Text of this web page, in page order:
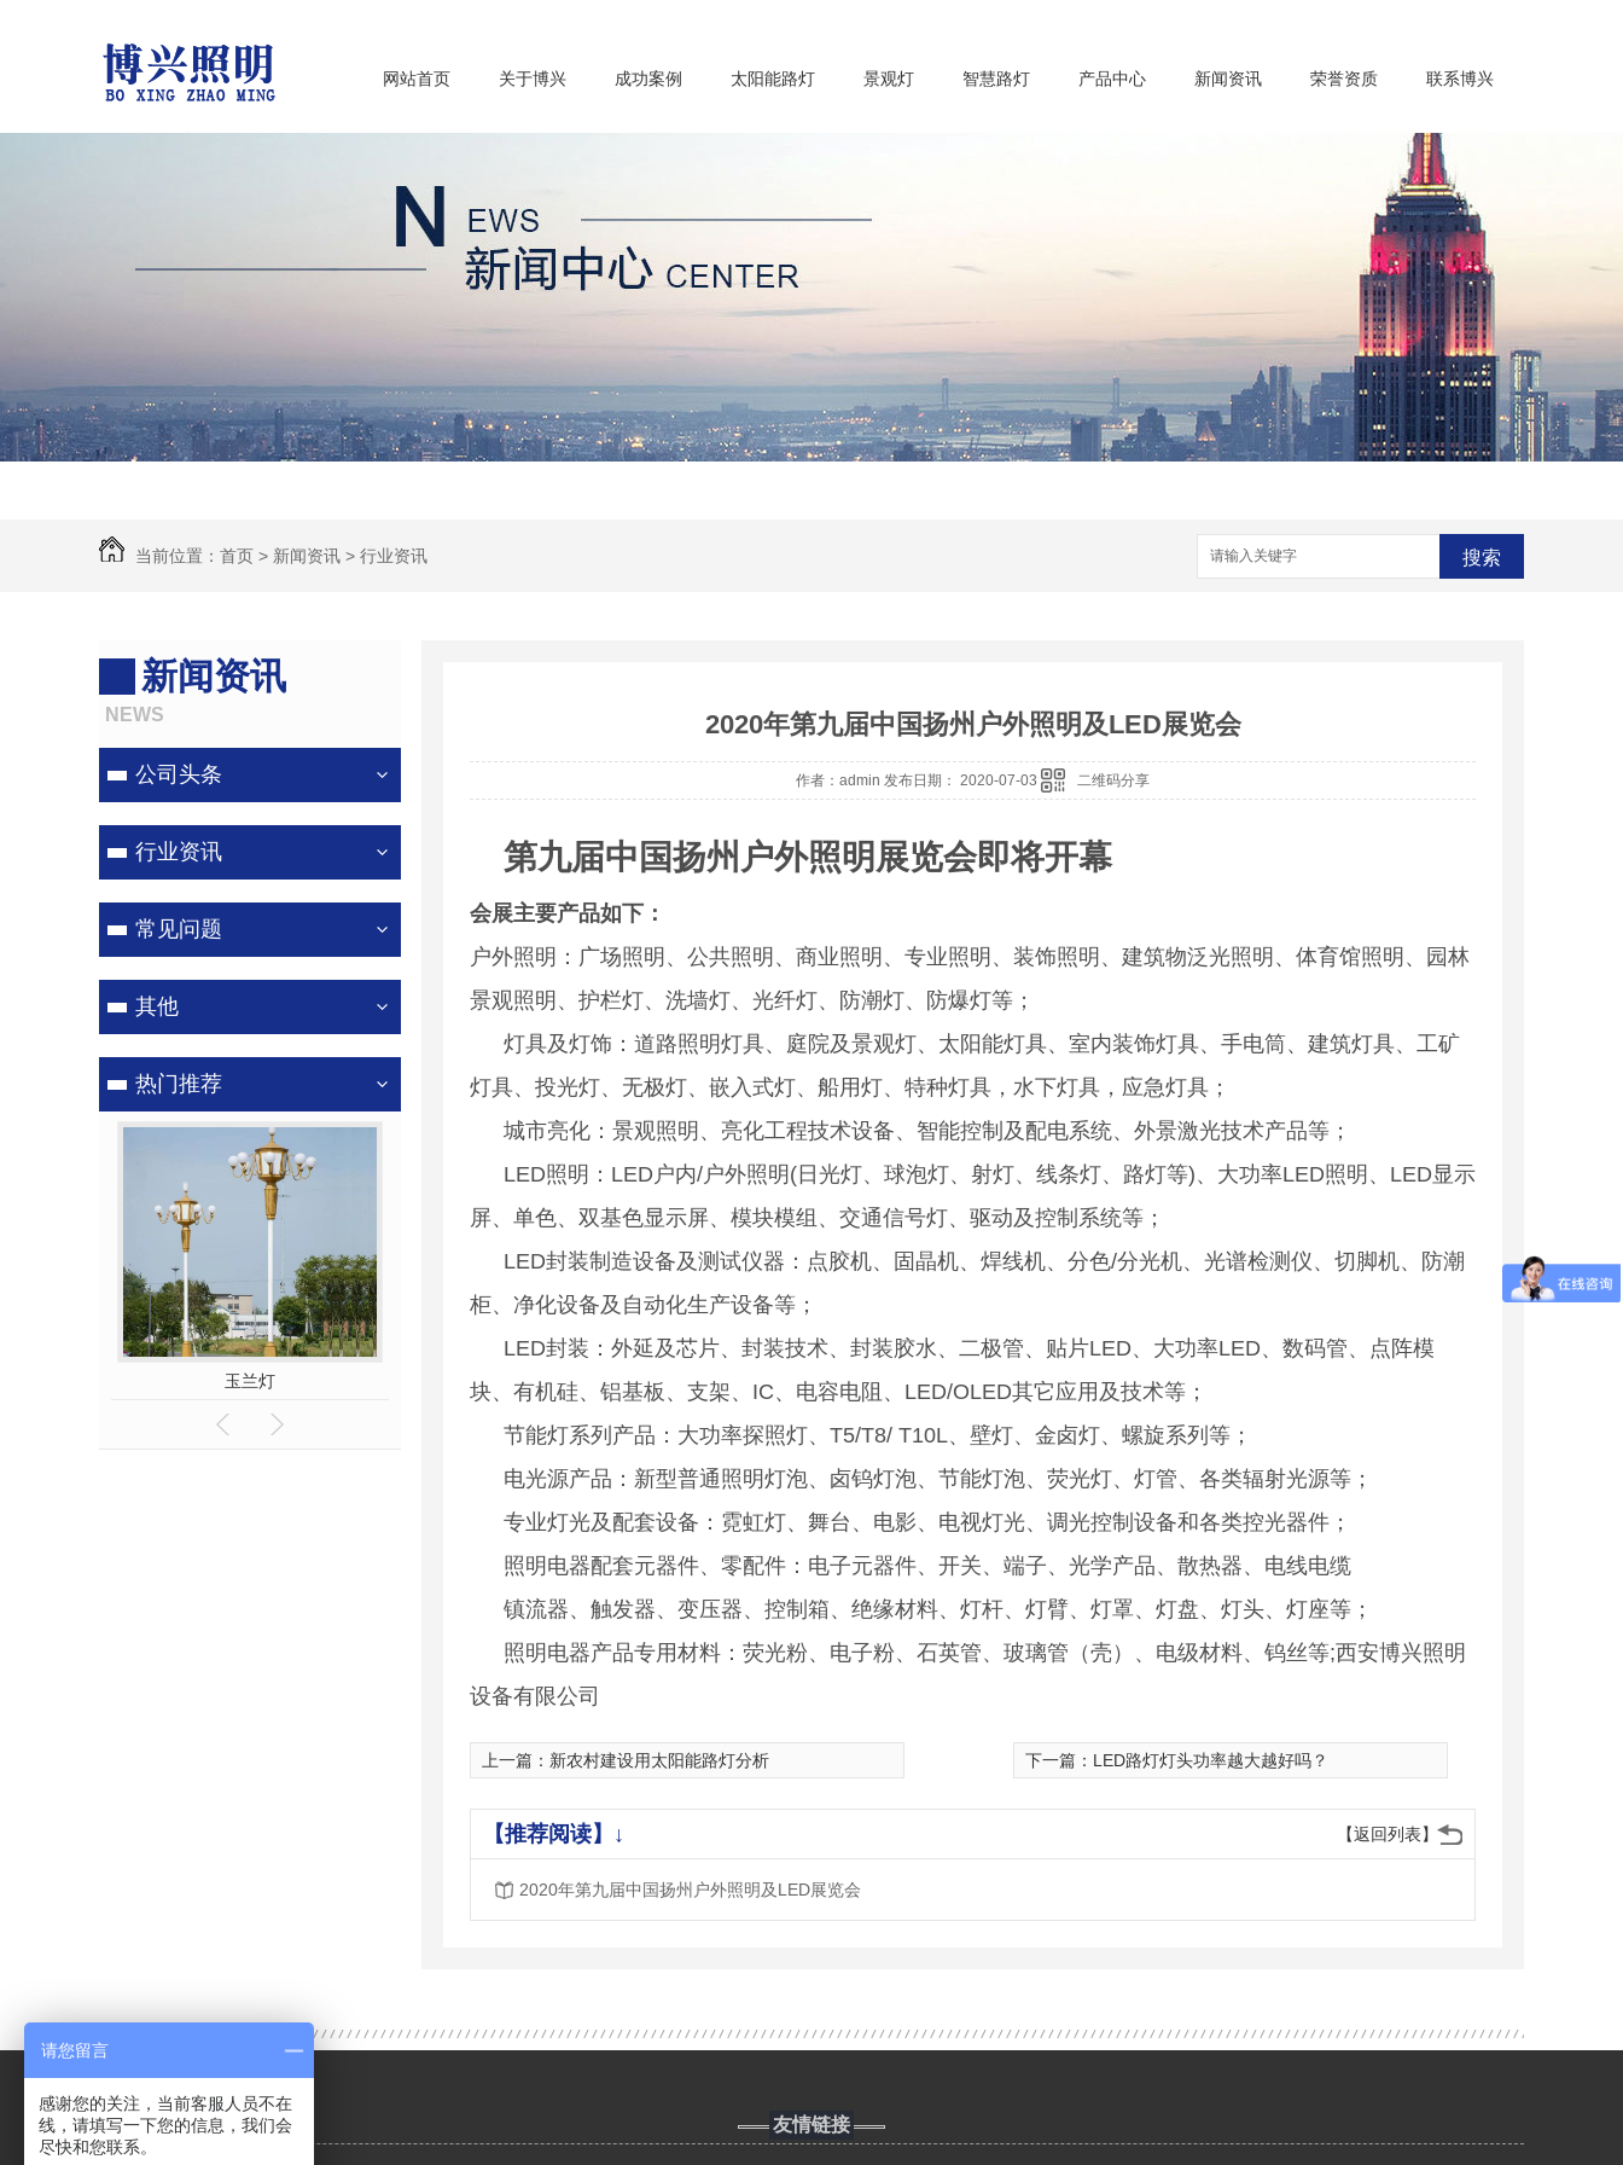
网站首页 关于博兴 成功案例 太阳能路灯 景观灯 智慧路灯 产品中心 新闻资讯 荣誉资质 联系博兴
当前位置： 首页 > 新闻资讯 > 行业资讯 搜索
新闻资讯
NEWS
公司头条
行业资讯
常见问题
其他
热门推荐
西安智慧路灯 太阳能路灯---BXZMTYNLD---031 庭院灯----BXZM024
2020年第九届中国扬州户外照明及LED展览会
作者：admin 发布日期： 2020-07-03 二维码分享
第九届中国扬州户外照明展览会即将开幕
会展主要产品如下：
户外照明：广场照明、公共照明、商业照明、专业照明、装饰照明、建筑物泛光照明、体育馆照明、园林
景观照明、护栏灯、洗墙灯、光纤灯、防潮灯、防爆灯等；
灯具及灯饰：道路照明灯具、庭院及景观灯、太阳能灯具、室内装饰灯具、手电筒、建筑灯具、工矿
灯具、投光灯、无极灯、嵌入式灯、船用灯、特种灯具，水下灯具，应急灯具；
城市亮化：景观照明、亮化工程技术设备、智能控制及配电系统、外景激光技术产品等；
LED照明：LED户内/户外照明(日光灯、球泡灯、射灯、线条灯、路灯等)、大功率LED照明、LED显示
屏、单色、双基色显示屏、模块模组、交通信号灯、驱动及控制系统等；
LED封装制造设备及测试仪器：点胶机、固晶机、焊线机、分色/分光机、光谱检测仪、切脚机、防潮
柜、净化设备及自动化生产设备等；
LED封装：外延及芯片、封装技术、封装胶水、二极管、贴片LED、大功率LED、数码管、点阵模
块、有机硅、铝基板、支架、IC、电容电阻、LED/OLED其它应用及技术等；
节能灯系列产品：大功率探照灯、T5/T8/ T10L、壁灯、金卤灯、螺旋系列等；
电光源产品：新型普通照明灯泡、卤钨灯泡、节能灯泡、荧光灯、灯管、各类辐射光源等；
专业灯光及配套设备：霓虹灯、舞台、电影、电视灯光、调光控制设备和各类控光器件；
照明电器配套元器件、零配件：电子元器件、开关、端子、光学产品、散热器、电线电缆
镇流器、触发器、变压器、控制箱、绝缘材料、灯杆、灯臂、灯罩、灯盘、灯头、灯座等；
照明电器产品专用材料：荧光粉、电子粉、石英管、玻璃管（壳）、电级材料、钨丝等;西安博兴照明
设备有限公司
上一篇： 新农村建设用太阳能路灯分析 下一篇： LED路灯灯头功率越大越好吗？
【返回列表】
【推荐阅读】↓
2020年第九届中国扬州户外照明及LED展览会
友情链接
请您留言
感谢您的关注，当前客服人员不在
线，请填写一下您的信息，我们会
尽快和您联系。